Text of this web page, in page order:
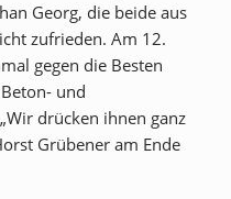
Georg, die beide aus
zufrieden. Am 12.
gegen die Besten
und
drücken ihnen ganz
Grübener am Ende